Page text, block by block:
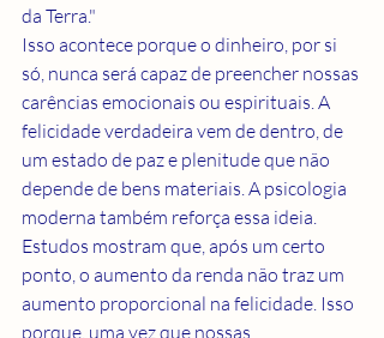
da Terra."
Isso acontece porque o dinheiro, por si
só, nunca será capaz de preencher nossas
carências emocionais ou espirituais. A
felicidade verdadeira vem de dentro, de
um estado de paz e plenitude que não
depende de bens materiais. A psicologia
moderna também reforça essa ideia.
Estudos mostram que, após um certo
ponto, o aumento da renda não traz um
aumento proporcional na felicidade. Isso
porque, uma vez que nossas